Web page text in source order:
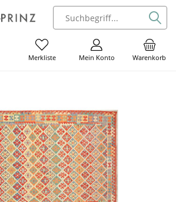
Warenkorb
Mein Konto
Merkliste